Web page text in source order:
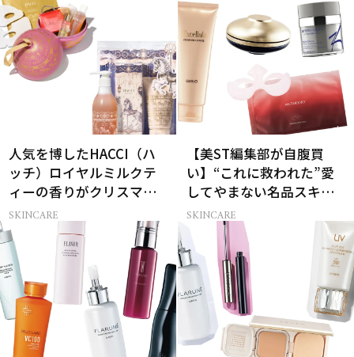
人気を博したHACCI（ハ
ッチ）ロイヤルミルクテ
ィーの香りがクリスマス
に向けて限定セットで復
刻！
SKINCARE
【美ST編集部が自腹買
い】“これに救われた”愛
してやまない名品スキン
ケア6選
SKINCARE